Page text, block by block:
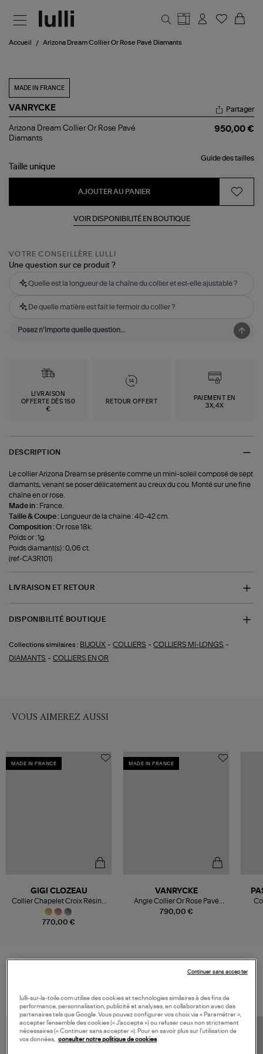
Accueil Arizona Dream Collier Or Rose Pavé Diamants
MADE IN FRANCE
VANRYCKE
Arizona
Dream
Rose
Partager
Arizona Dream Collier Or Rose Pavé
Diamants
950,00 €
Guide des tailles
Taille unique
AJOUTER AU PANIER
VOIR DISPONIBILITÉ EN BOUTIQUE
VOTRE CONSEILLÈRE LULLI
Une question sur ce produit ?
Quelle est la longueur de la chaîne du collier et est-elle ajustable ?
De quelle matière est fait le fermoir du collier ?
LIVRAISON
OFFERTE DÈS 150
€
RETOUR OFFERT
PAIEMENT EN
3X,4X
DESCRIPTION
Le collier Arizona Dream se présente comme un mini-soleil composé de sept
diamants, venant se poser délicatement au creux du cou. Monté sur une fine
chaîne en or rose.
Made in : France.
Taille & Coupe :
Longueur de la chaine : 40-42 cm.
Composition :Or rose 18k.
Poids or : 1g.
Poids diamant(s) : 0,06 ct.
(ref-CA3R101)
LIVRAISON ET RETOUR
DISPONIBILITÉ BOUTIQUE
Collections similaires : BIJOUX -COLLIERS -COLLIERS MI-LONGS -
DIAMANTS -COLLIERS EN OR
VOUS AIMEREZ AUSSI
MADE IN FRANCE
770,00 €
GIGI CLOZEAU
Collier Chapelet Croix Résine
Or
MADE IN FRANCE
790,00 €
VANRYCKE
Angie Collier Or Rose Pavé
Diamants
lulli-sur-la-toile.com utilise des cookies et technologies similaires à des fins de
performance, personnalisation, publicité et analyses, en collaboration avec des
partenaires tels que Google. Vous pouvez configurer vos choix via « Paramétrer »,
accepter l’ensemble des cookies (« J’accepte ») ou refuser ceux non strictement
nécessaires (« Continuer sans accepter »). Pour en savoir plus sur l’utilisation de
vos données, consulter notre politique de cookies
Continuer sans accepter